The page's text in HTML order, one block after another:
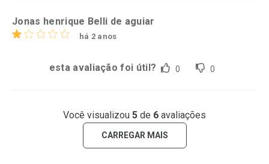
Jonas henrique Belli de aguiar
há 2 anos
esta avaliação foi útil? 0 0
Você visualizou 5 de 6 avaliações
CARREGAR MAIS